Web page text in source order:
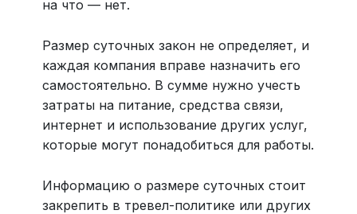
на что — нет.
Размер суточных закон не определяет, и
каждая компания вправе назначить его
самостоятельно. В сумме нужно учесть
затраты на питание, средства связи,
интернет и использование других услуг,
которые могут понадобиться для работы.
Информацию о размере суточных стоит
закрепить в тревел-политике или других